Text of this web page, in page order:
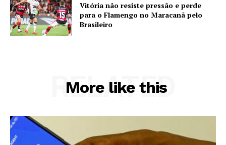
Vitória não resiste pressão e perde
para o Flamengo no Maracanã pelo
Brasileiro
More like this
RELATED